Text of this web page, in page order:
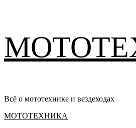
содержимому
Всё о мототехнике и вездеходах
Основное
МОТОТЕХНИКА